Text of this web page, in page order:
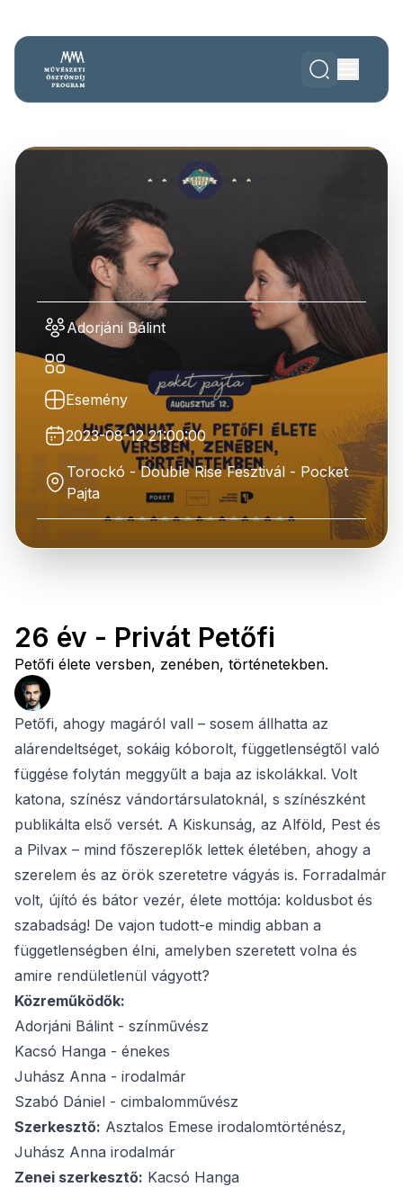
Adorjáni Bálint
Esemény
2023-08-12 21:00:00
Torockó - Double Rise Fesztivál - Pocket
Pajta
26 év - Privát Petőfi
Petőfi élete versben, zenében, történetekben.
Petőfi, ahogy magáról vall – sosem állhatta az
alárendeltséget, sokáig kóborolt, függetlenségtől való
függése folytán meggyűlt a baja az iskolákkal. Volt
katona, színész vándortársulatoknál, s színészként
publikálta első versét. A Kiskunság, az Alföld, Pest és
a Pilvax – mind főszereplők lettek életében, ahogy a
szerelem és az örök szeretetre vágyás is. Forradalmár
volt, újító és bátor vezér, élete mottója: koldusbot és
szabadság! De vajon tudott-e mindig abban a
függetlenségben élni, amelyben szeretett volna és
amire rendületlenül vágyott?
Közreműködők:
Adorjáni Bálint - színművész
Kacsó Hanga - énekes
Juhász Anna - irodalmár
Szabó Dániel - cimbalomművész
Szerkesztő: Asztalos Emese irodalomtörténész,
Juhász Anna irodalmár
Zenei szerkesztő: Kacsó Hanga